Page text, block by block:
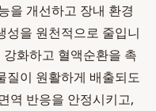
을 개선하고 장내 환경
성을 원천적으로 줄입니
화하고 혈액순환을 촉
질이 원활하게 배출되도
역 반응을 안정시키고,